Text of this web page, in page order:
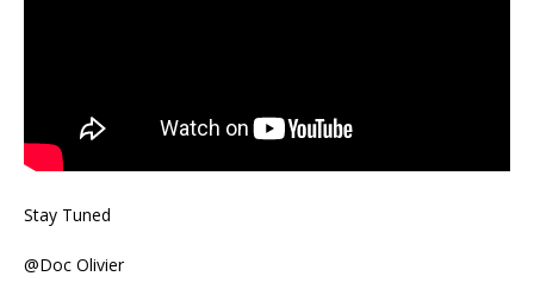
Stay Tuned
@Doc Olivier